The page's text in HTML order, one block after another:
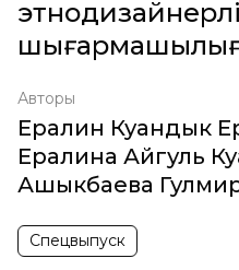
Авторы
Ералин Куандык
Ералина Айгуль
Ашыкбаева
Спецвыпуск